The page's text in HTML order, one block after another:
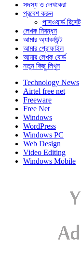
সদস্য ও লেখকেরা
প্রবেশ করুন
পাসওয়ার্ড রিসেট
লেখক নিবন্ধন
আমার অ্যাকাউন্ট
আমার প্রোফাইল
আমার লেখক বোর্ড
নতুন কিছু লিখুন
Technology News
Airtel free net
Freeware
Free Net
Windows
WordPress
Windows PC
Web Design
Video Editing
Windows Mobile